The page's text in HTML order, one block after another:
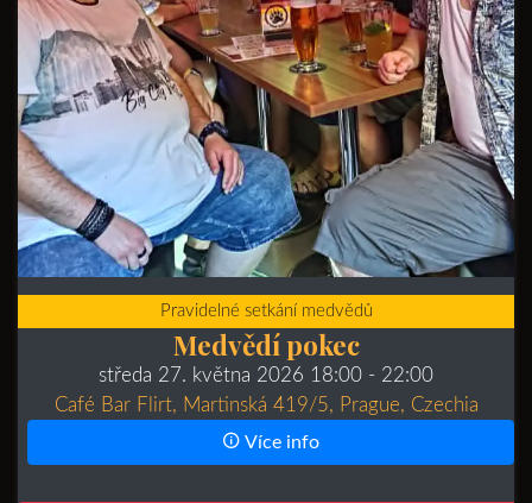
Pravidelné setkání medvědů
Medvědí pokec
středa 27. května 2026 18:00 - 22:00
Café Bar Flirt, Martinská 419/5, Prague, Czechia
Více info